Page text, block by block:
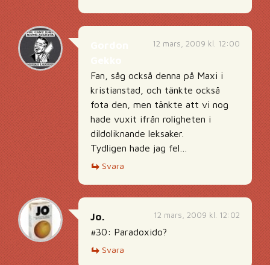
12 mars, 2009 kl. 12:00
Fan, såg också denna på Maxi i
kristianstad, och tänkte också
fota den, men tänkte att vi nog
hade vuxit ifrån roligheten i
dildoliknande leksaker.
Tydligen hade jag fel…
Svara
12 mars, 2009 kl. 12:02
Jo.
#30: Paradoxido?
Svara